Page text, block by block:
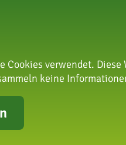
Cookies verwendet.
keine